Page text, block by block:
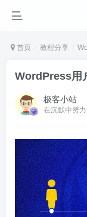
首页 教程分享
WordPress用
极客小站
在沉默中努